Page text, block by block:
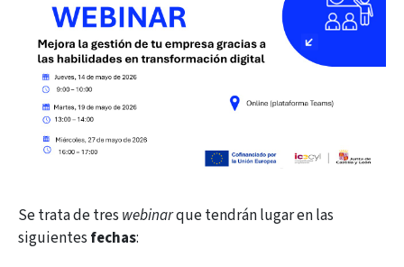
Se trata de tres webinarque tendrán lugar en las
siguientes fechas: